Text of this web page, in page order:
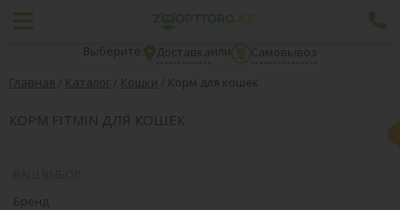
Выберите: Доставкаили
Самовывоз
Главная / Каталог / Кошки / Корм для кошек
КОРМ FITMIN ДЛЯ КОШЕК
Бренд